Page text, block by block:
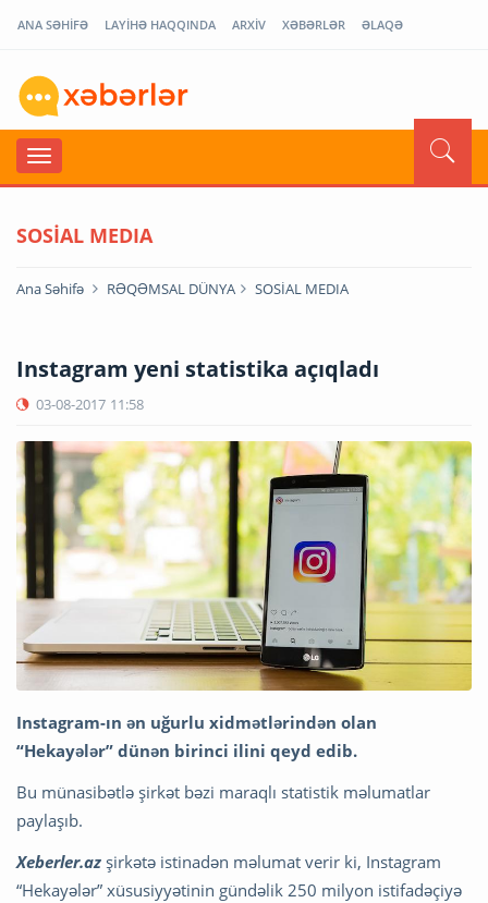
ANA SƏHİFƏ LAYİHƏ HAQQINDA ARXİV XƏBƏRLƏR ƏLAQƏ
SOSİAL MEDIA
Ana Səhifə RƏQƏMSAL DÜNYA SOSİAL MEDIA
Instagram yeni statistika açıqladı
03-08-2017 11:58
Instagram-ın ən uğurlu xidmətlərindən olan
“Hekayələr” dünən birinci ilini qeyd edib.
Bu münasibətlə şirkət bəzi maraqlı statistik məlumatlar
paylaşıb.
Xeberler.az şirkətə istinadən məlumat verir ki, Instagram
“Hekayələr” xüsusiyyətinin gündəlik 250 milyon istifadəçiyə